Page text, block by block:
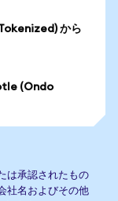
から
(Ondo
は承認されたもの
社名およびその他